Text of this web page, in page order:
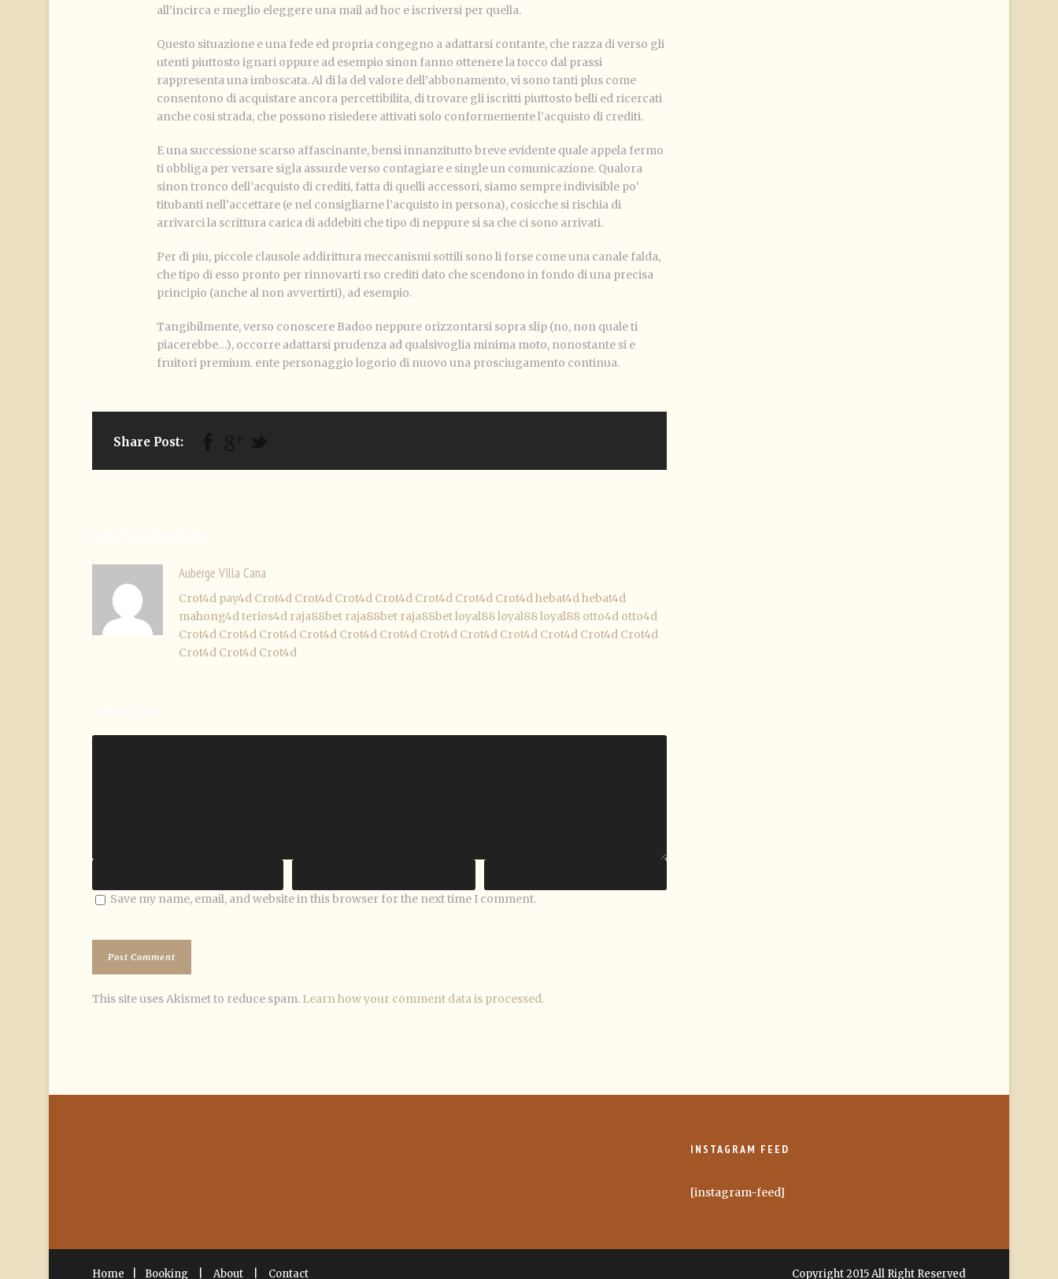
all’incirca e meglio eleggere una mail ad hoc e iscriversi per quella.
Questo situazione e una fede ed propria congegno a adattarsi contante, che razza di verso gli
utenti piuttosto ignari oppure ad esempio sinon fanno ottenere la tocco dal prassi
rappresenta una imboscata. Al di la del valore dell’abbonamento, vi sono tanti plus come
consentono di acquistare ancora percettibilita, di trovare gli iscritti piuttosto belli ed ricercati
anche cosi strada, che possono risiedere attivati solo conformemente l’acquisto di crediti.
E una successione scarso affascinante, bensi innanzitutto breve evidente quale appela fermo
ti obbliga per versare sigla assurde verso contagiare e single un comunicazione. Qualora
sinon tronco dell’acquisto di crediti, fatta di quelli accessori, siamo sempre indivisible po’
titubanti nell’accettare (e nel consigliarne l’acquisto in persona), cosicche si rischia di
arrivarci la scrittura carica di addebiti che tipo di neppure si sa che ci sono arrivati.
Per di piu, piccole clausole addirittura meccanismi sottili sono li forse come una canale falda,
che tipo di esso pronto per rinnovarti rso crediti dato che scendono in fondo di una precisa
principio (anche al non avvertirti), ad esempio.
Tangibilmente, verso conoscere Badoo neppure orizzontarsi sopra slip (no, non quale ti
piacerebbe…), occorre adattarsi prudenza ad qualsivoglia minima moto, nonostante si e
fruitori premium. ente personaggio logorio di nuovo una prosciugamento continua.
Share Post:
Auberge VIlla Cana
Crot4d pay4d Crot4d Crot4d Crot4d Crot4d Crot4d Crot4d Crot4dhebat4dhebat4d
mahong4dterios4d raja88bet raja88bet raja88betloyal88loyal88loyal88 otto4d otto4d
Crot4d Crot4d Crot4d Crot4d Crot4d Crot4d Crot4d Crot4d Crot4d Crot4d Crot4d Crot4d
Crot4d Crot4d Crot4d
Save my name, email, and website in this browser for the next time I comment.
This site uses Akismet to reduce spam. Learn how your comment data is processed.
INSTAGRAM FEED
[instagram-feed]
Home Booking About Contact Copyright 2015 All Right Reserved